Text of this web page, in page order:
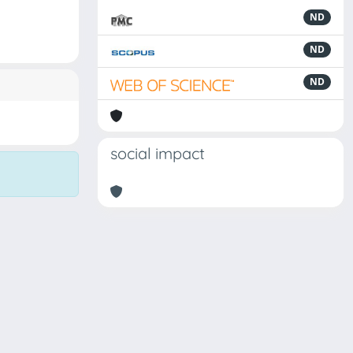
ND
ND
ND
social impact